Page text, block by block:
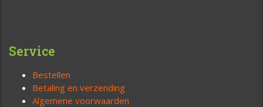
Service
Bestellen
Betaling en verzending
Algemene voorwaarden